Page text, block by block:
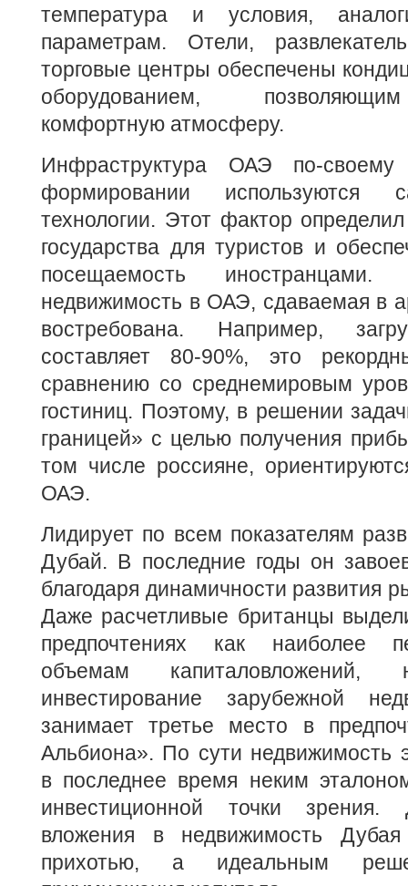
температура и условия,
параметрам. Отели,
торговые центры обеспечены
оборудованием,
комфортную атмосферу.
Инфраструктура ОАЭ по-
формировании используются
технологии. Этот фактор
государства для туристов и
посещаемость
недвижимость в ОАЭ, сдаваемая в
востребована. Например,
составляет 80-90%, это
сравнению со среднемировым
гостиниц. Поэтому, в решении
границей» с целью получения
том числе россияне,
ОАЭ.
Лидирует по всем показателям
Дубай. В последние годы он
благодаря динамичности развития
Даже расчетливые британцы
предпочтениях как наиболее
объемам капиталовложений,
инвестирование зарубежной
занимает третье место в
Альбиона». По сути недвижимость
в последнее время неким
инвестиционной точки зрения.
вложения в недвижимость
прихотью, а идеальным